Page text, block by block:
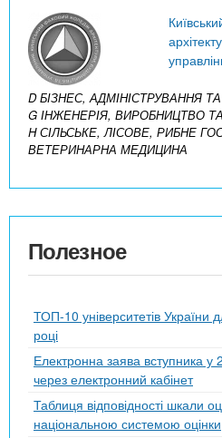
D БІЗНЕС, АДМІНІСТРУВАННЯ
G ІНЖЕНЕРІЯ, ВИРОБНИЦТВО
H СІЛЬСЬКЕ, ЛІСОВЕ, РИБНЕ
ВЕТЕРИНАРНА МЕДИЦИНА
Полезное
ТОП-10 університетів України
році
Електронна заява вступника у
через електронний кабінет
Таблиця відповідності шкали
національною системою оцінки